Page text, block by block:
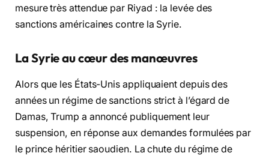
mesure très attendue par Riyad : la levée des
sanctions américaines contre la Syrie.
La Syrie au cœur des manœuvres
Alors que les États-Unis appliquaient depuis des
années un régime de sanctions strict à l’égard de
Damas, Trump a annoncé publiquement leur
suspension, en réponse aux demandes formulées par
le prince héritier saoudien. La chute du régime de